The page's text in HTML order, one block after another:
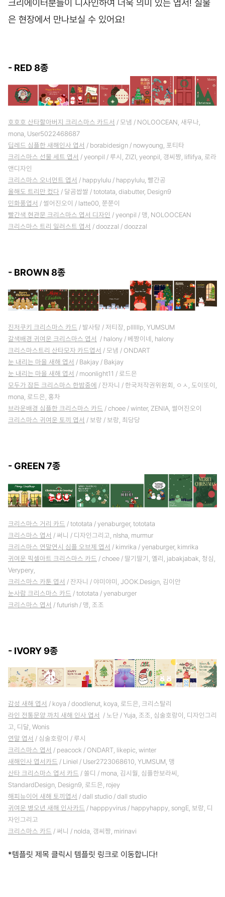
크리에이터분들이 디자인하여 더욱 의미 있는 엽서! 실물
은 현장에서 만나보실 수 있어요!
- RED 8종
호호호 산타할아버지 크리스마스 카드서 / 모냄 / NOLOOCEAN, 새무나,
mona, User5022468687
딥레드 심플한 새해인사 엽서 / borabidesign / nowyoung, 포티타
크리스마스 선물 세트 엽서 / yeonpil / 루시, ZIZI, yeonpil, 갱씨짱, liflifya, 로라
앤디자인
크리스마스 오너먼트 엽서 / happylulu / happylulu, 빨간공
올해도 트리만 컸다/ 달곰쌉쌀 / tototata, diabutter, Design9
민화풍엽서 / 썰어진오이 / latte00, 쭌쭌이
빨간색 현관문 크리스마스 엽서 디자인 / yeonpil / 맹, NOLOOCEAN
크리스마스 트리 일러스트 엽서 / doozzal / doozzal
- BROWN 8종
진저쿠키 크리스마스 카드 / 발사탕 / 저티장, pllllllp, YUMSUM
갈색배경 귀여운 크리스마스 엽서 / halony / 베짱이네, halony
크리스마스트리 산타모자 카드엽서 / 모냄 / ONDART
눈 내리는 마을 새해 엽서 / Bakjay / Bakjay
눈 내리는 마을 새해 엽서 / moonlight11 / 로드은
모두가 잠든 크리스마스 한밤중에 / 잔자니 / 한국저작권위원회, ㅇㅅ, 도이또이,
mona, 로드은, 홍차
브라운배경 심플한 크리스마스 카드 / choee / winter, ZENIA, 썰어진오이
크리스마스 귀여운 토끼 엽서 / 보랑 / 보랑, 최당당
- GREEN 7종
크리스마스 거리 카드 / tototata / yenaburger, tototata
크리스마스 엽서 / 써니 / 디자인그리고, nlsha, murmur
크리스마스 연말연시 심플 오브제 엽서 / kimrika / yenaburger, kimrika
귀여운 픽셀아트 크리스마스 카드 / choee / 딸기딸기, 옐리, jabakjabak, 청심,
Verypery,
크리스마스 카툰 엽서 / 잔자니 / 야미야미, JOOK.Design, 김이안
눈사람 크리스마스 카드 / tototata / yenaburger
크리스마스 엽서 / futurish / 맹, 조조
- IVORY 9종
감성 새해 엽서 / koya / doodlenut, koya, 로드은, 크리스탈리
라인 전통문양 까치 새해 인사 엽서 / 노단 / Yuja, 조조, 심술호랑이, 디자인그리
고, 디달, Wonis
연말 엽서 / 심술호랑이 / 루시
크리스마스 엽서 / peacock / ONDART, likepic, winter
새해인사 엽서카드 / Liniel / User2723068610, YUMSUM, 맹
산타 크리스마스 엽서 카드 / 쏠디 / mona, 김시월, 심플한보라씨,
StandardDesign, Design9, 로드은, rojey
해피뉴이어 새해 토끼엽서 / dall studio / dall studio
귀여운 병오년 새해 인사카드 / happpyvirus / happyhappy, songE, 보랑, 디
자인그리고
크리스마스 카드 / 써니 / nolda, 갱씨짱, mirinavi
*템플릿 제목 클릭시 템플릿 링크로 이동합니다!